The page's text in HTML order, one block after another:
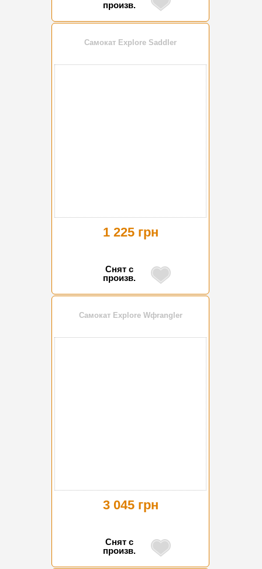
произв.
Самокат Explore Saddler
1 225 грн
Снят с
произв.
Самокат Explore Wфrangler
3 045 грн
Снят с
произв.